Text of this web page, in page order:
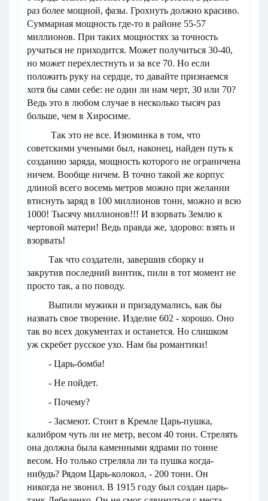
раз более мощной, фазы. Грохнуть должно красиво.
Суммарная мощность где-то в районе 55-57
миллионов. При таких мощностях за точность
ручаться не приходится. Может получиться 30-40,
но может перехлестнуть и за все 70. Но если
положить руку на сердце, то давайте признаемся
хотя бы сами себе: не один ли нам черт, 30 или 70?
Ведь это в любом случае в несколько тысяч раз
больше, чем в Хиросиме.
Так это не все. Изюминка в том, что
советскими учеными был, наконец, найден путь к
созданию заряда, мощность которого не ограничена
ничем. Вообще ничем. В точно такой же корпус
длиной всего восемь метров можно при желании
втиснуть заряд в 100 миллионов тонн, можно и всю
1000! Тысячу миллионов!!! И взорвать Землю к
чертовой матери! Ведь правда же, здорово: взять и
взорвать!
Так что создатели, завершив сборку и
закрутив последний винтик, пили в тот момент не
просто так, а по поводу.
Выпили мужики и призадумались, как бы
назвать свое творение. Изделие 602 - хорошо. Оно
так во всех документах и останется. Но слишком
уж скребет русское ухо. Нам бы романтики!
- Царь-бомба!
- Не пойдет.
- Почему?
- Засмеют. Стоит в Кремле Царь-пушка,
калибром чуть ли не метр, весом 40 тонн. Стрелять
она должна была каменными ядрами по тонне
весом. Но только стреляла ли та пушка когда-
нибудь? Рядом Царь-колокол, - 200 тонн. Он
никогда не звонил. В 1915 году был создан царь-